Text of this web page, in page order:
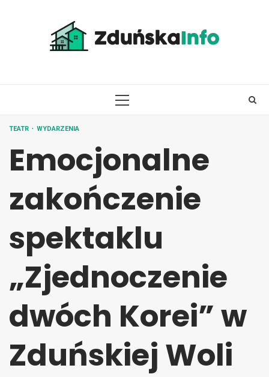
PRIMARY
TEATR WYDARZENIA
Emocjonalne
zakończenie
spektaklu
„Zjednoczenie
dwóch Korei” w
Zduńskiej Woli